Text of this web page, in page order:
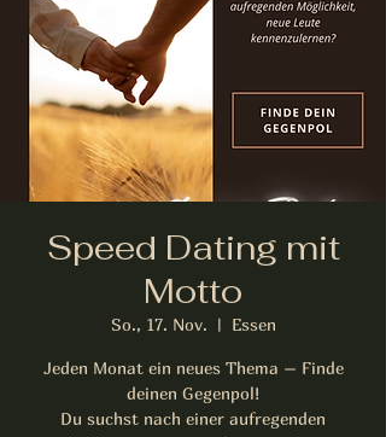
Speed Dating mit
Motto
So., 17. Nov.
  |
Essen
Jeden Monat ein neues Thema – Finde
deinen Gegenpol!
Du suchst nach einer aufregenden